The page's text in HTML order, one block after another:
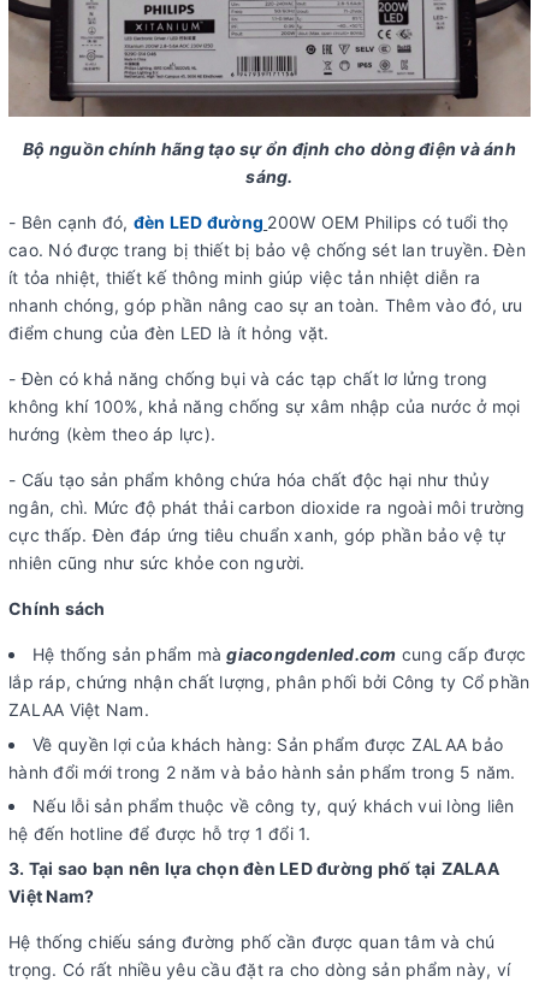
Bộ nguồn chính hãng tạo sự ổn định cho dòng điện và ánh
sáng.
- Bên cạnh đó, đèn LED đường 200W OEM Philips có tuổi thọ
cao. Nó được trang bị thiết bị bảo vệ chống sét lan truyền. Đèn
ít tỏa nhiệt, thiết kế thông minh giúp việc tản nhiệt diễn ra
nhanh chóng, góp phần nâng cao sự an toàn. Thêm vào đó, ưu
điểm chung của đèn LED là ít hỏng vặt.
- Đèn có khả năng chống bụi và các tạp chất lơ lửng trong
không khí 100%, khả năng chống sự xâm nhập của nước ở mọi
hướng (kèm theo áp lực).
- Cấu tạo sản phẩm không chứa hóa chất độc hại như thủy
ngân, chì. Mức độ phát thải carbon dioxide ra ngoài môi trường
cực thấp. Đèn đáp ứng tiêu chuẩn xanh, góp phần bảo vệ tự
nhiên cũng như sức khỏe con người.
Chính sách
Hệ thống sản phẩm màgiacongdenled.com cung cấp được
lắp ráp, chứng nhận chất lượng, phân phối bởi Công ty Cổ phần
ZALAA Việt Nam.
Về quyền lợi của khách hàng: Sản phẩm được ZALAA bảo
hành đổi mới trong 2 năm và bảo hành sản phẩm trong 5 năm.
Nếu lỗi sản phẩm thuộc về công ty, quý khách vui lòng liên
hệ đến hotline để được hỗ trợ 1 đổi 1.
3. Tại sao bạn nên lựa chọn đèn LED đường phố tại ZALAA
Việt Nam?
Hệ thống chiếu sáng đường phố cần được quan tâm và chú
trọng. Có rất nhiều yêu cầu đặt ra cho dòng sản phẩm này, ví